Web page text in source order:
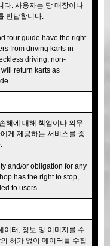
다. 사용자는 당 매장이나
반납합니다.
tour guide have the right
from driving karts in
driving, non-
return karts as
해에 대해 책임이나 의무
게 제공하는 서비스를 중
and/or obligation for any
has the right to stop,
to users.
이터, 정보 및 이미지를 수
허가 없이 데이터를 수집